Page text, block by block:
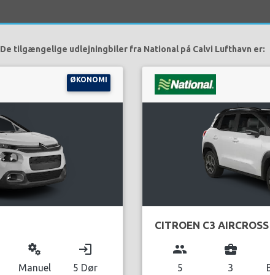
De tilgængelige udlejningbiler fra National på Calvi Lufthavn er:
ØKONOMI
miscellaneous_services
Manuel
login
5 Dør
CITROEN C3 AIRCROSS
group
5
business_center
3